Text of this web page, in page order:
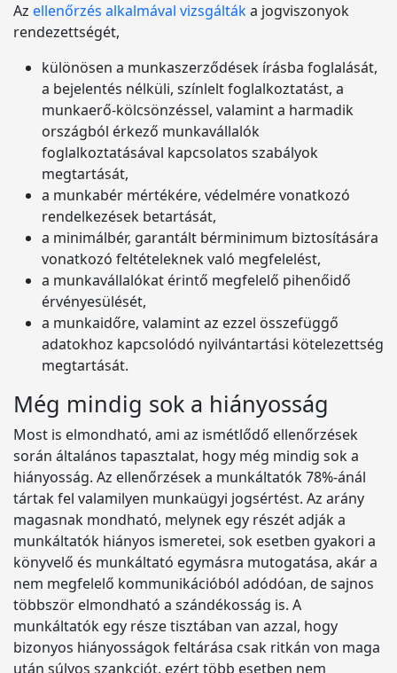
Az ellenőrzés alkalmával vizsgáltáka jogviszonyok
rendezettségét,
különösen a munkaszerződések írásba foglalását,
a bejelentés nélküli, színlelt foglalkoztatást, a
munkaerő-kölcsönzéssel, valamint a harmadik
országból érkező munkavállalók
foglalkoztatásával kapcsolatos szabályok
megtartását,
a munkabér mértékére, védelmére vonatkozó
rendelkezések betartását,
a minimálbér, garantált bérminimum biztosítására
vonatkozó feltételeknek való megfelelést,
a munkavállalókat érintő megfelelő pihenőidő
érvényesülését,
a munkaidőre, valamint az ezzel összefüggő
adatokhoz kapcsolódó nyilvántartási kötelezettség
megtartását.
Még mindig sok a hiányosság
Most is elmondható, ami az ismétlődő ellenőrzések
során általános tapasztalat, hogy még mindig sok a
hiányosság. Az ellenőrzések a munkáltatók 78%-ánál
tártak fel valamilyen munkaügyi jogsértést. Az arány
magasnak mondható, melynek egy részét adják a
munkáltatók hiányos ismeretei, sok esetben gyakori a
könyvelő és munkáltató egymásra mutogatása, akár a
nem megfelelő kommunikációból adódóan, de sajnos
többször elmondható a szándékosság is. A
munkáltatók egy része tisztában van azzal, hogy
bizonyos hiányosságok feltárása csak ritkán von maga
után súlyos szankciót, ezért több esetben nem